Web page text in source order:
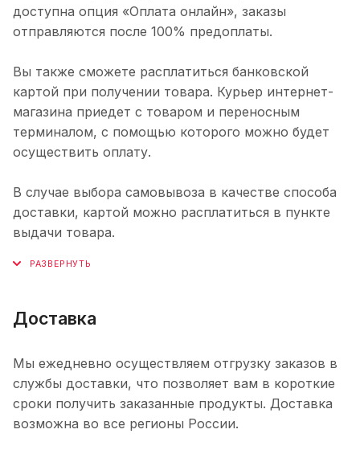
доступна опция «Оплата онлайн», заказы
отправляются после 100% предоплаты.
Вы также сможете расплатиться банковской
картой при получении товара. Курьер интернет-
магазина приедет с товаром и переносным
терминалом, с помощью которого можно будет
осуществить оплату.
В случае выбора самовывоза в качестве способа
доставки, картой можно расплатиться в пункте
выдачи товара.
Доставка
Мы ежедневно осуществляем отгрузку заказов в
службы доставки, что позволяет вам в короткие
сроки получить заказанные продукты. Доставка
возможна во все регионы России.